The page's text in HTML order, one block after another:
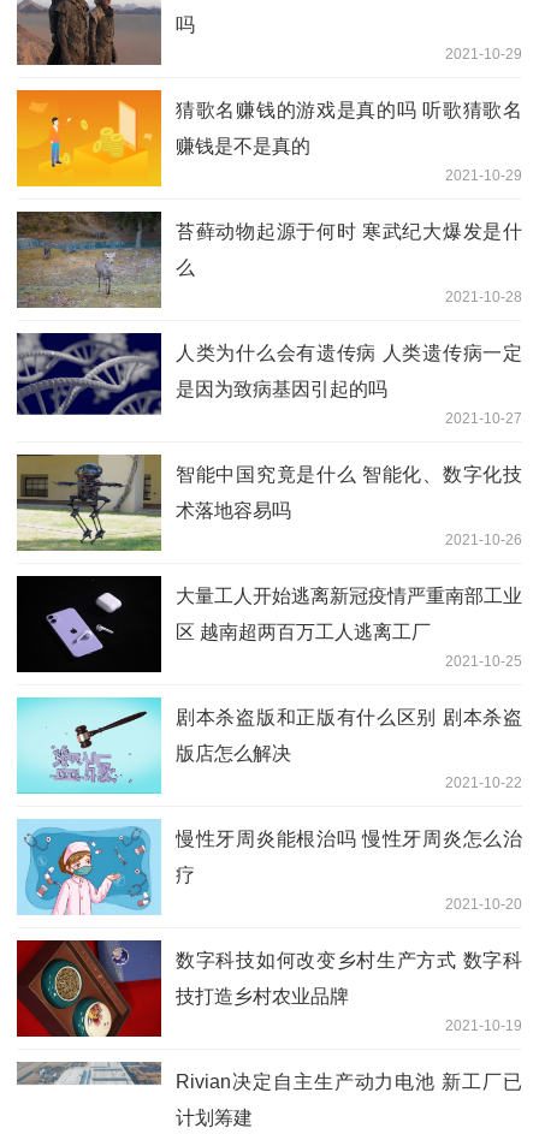
吗
2021-10-29
猜歌名赚钱的游戏是真的吗 听歌猜歌名
赚钱是不是真的
2021-10-29
苔藓动物起源于何时 寒武纪大爆发是什
么
2021-10-28
人类为什么会有遗传病 人类遗传病一定
是因为致病基因引起的吗
2021-10-27
智能中国究竟是什么 智能化、数字化技
术落地容易吗
2021-10-26
大量工人开始逃离新冠疫情严重南部工业
区 越南超两百万工人逃离工厂
2021-10-25
剧本杀盗版和正版有什么区别 剧本杀盗
版店怎么解决
2021-10-22
慢性牙周炎能根治吗 慢性牙周炎怎么治
疗
2021-10-20
数字科技如何改变乡村生产方式 数字科
技打造乡村农业品牌
2021-10-19
Rivian决定自主生产动力电池 新工厂已
计划筹建